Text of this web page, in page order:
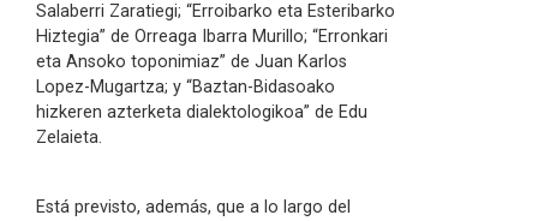
Salaberri Zaratiegi; “Erroibarko eta Esteribarko
Hiztegia” de Orreaga Ibarra Murillo; “Erronkari
eta Ansoko toponimiaz” de Juan Karlos
Lopez-Mugartza; y “Baztan-Bidasoako
hizkeren azterketa dialektologikoa” de Edu
Zelaieta.
Está previsto, además, que a lo largo del